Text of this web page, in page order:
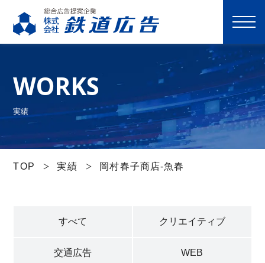
M
E
選ばれる理由
サービス一覧
WORKS
実績
TOP 実績 岡村春子商店-魚春
すべて クリエイティブ
交通広告 WEB